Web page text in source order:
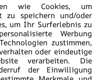
wie Cookies, um
speichern und/oder
um Ihr Surferlebnis zu
Werbung
zustimmen,
oder eindeutige
verarbeiten. Die
der Einwilligung
Streitbeilegung: